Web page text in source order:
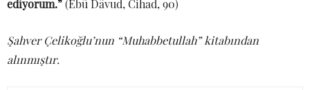
ediyorum.”(Ebû Dâvud, Cihad, 90)
Şahver Çelikoğlu’nun “Muhabbetullah” kitabından
alınmıştır.